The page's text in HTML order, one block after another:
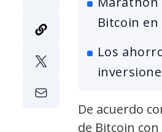
Bitcoin
Los
De acuerdo
de Bitcoin